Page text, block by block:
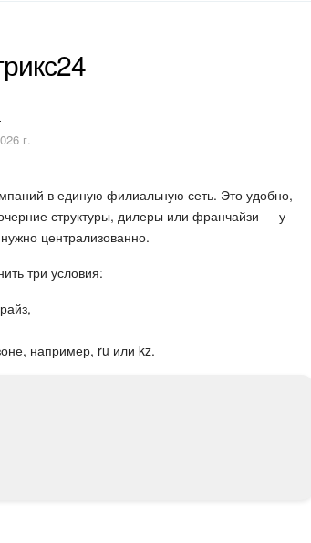
г.
в единую филиальную сеть. Это удобно,
структуры, дилеры или франчайзи — у
централизованно.
три условия:
например, ru или kz.